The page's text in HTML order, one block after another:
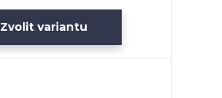
Zvolit variantu